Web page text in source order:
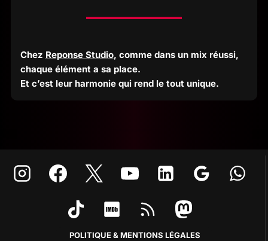
Chez Reponse Studio, comme dans un mix réussi,
chaque élément a sa place.
Et c’est leur harmonie qui rend le tout unique.
POLITIQUE & MENTIONS LÉGALES